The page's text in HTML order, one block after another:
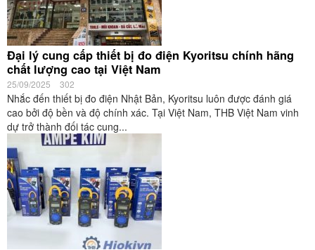
Đại lý cung cấp thiết bị đo điện Kyoritsu chính hãng
chất lượng cao tại Việt Nam
25/09/2025 302
Nhắc đến thiết bị đo điện Nhật Bản, Kyoritsu luôn được đánh giá
cao bởi độ bền và độ chính xác. Tại Việt Nam, THB Việt Nam vinh
dự trở thành đối tác cung...